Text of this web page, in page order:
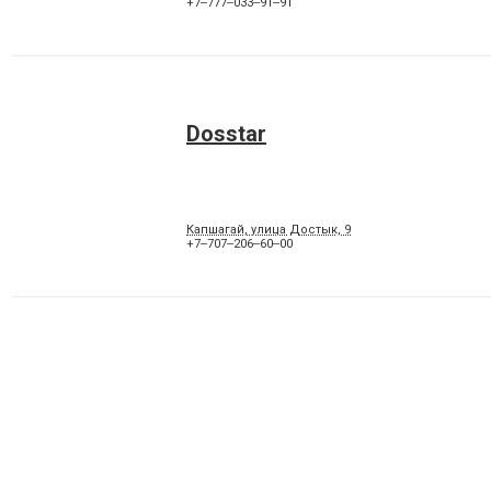
Dosstar
Капшагай, улица Достык, 9
+7‒707‒206‒60‒00